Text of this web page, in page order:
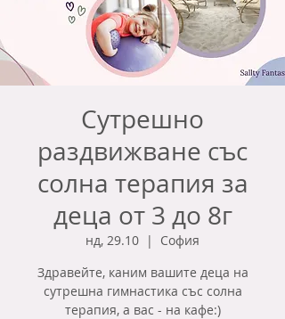
Сутрешно
раздвижване със
солна терапия за
деца от 3 до 8г
нд, 29.10
  |
София
Здравейте, каним вашите деца на
сутрешна гимнастика със солна
терапия, а вас - на кафе:)